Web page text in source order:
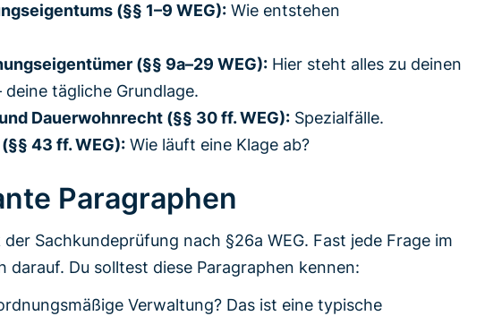
(§§ 1–9 WEG): Wie entstehen
(§§ 9a–29 WEG): Hier steht alles zu deinen
tägliche Grundlage.
Dauerwohnrecht (§§ 30 ff. WEG): Spezialfälle.
43 ff. WEG): Wie läuft eine Klage ab?
Paragraphen
Sachkundeprüfung nach §26a WEG. Fast jede Frage im
darauf. Du solltest diese Paragraphen kennen:
Verwaltung? Das ist eine typische